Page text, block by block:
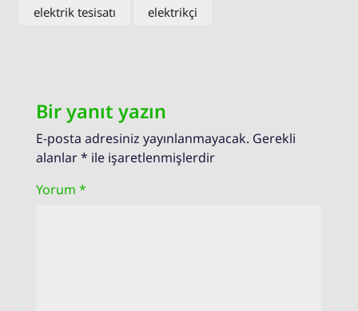
elektrik tesisatı
elektrikçi
Bir yanıt yazın
E-posta adresiniz yayınlanmayacak. Gerekli
alanlar* ile işaretlenmişlerdir
Yorum *